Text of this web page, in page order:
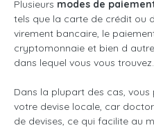
Plusieurs modes de
tels que la carte de crédit ou
virement bancaire, le
cryptomonnaie et bien d
dans lequel vous vous trouvez.
Dans la plupart des cas,
votre devise locale, car
de devises, ce qui facilite au